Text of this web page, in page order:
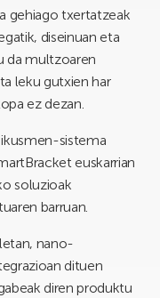
gehiago txertatzeak
diseinuan eta
da multzoaren
leku gutxien har
ez dezan.
sistema
euskarrian
soluzioak
barruan.
nano-
dituen
diren produktu